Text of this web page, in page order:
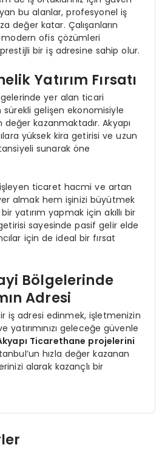
bu alanlar, profesyonel iş
değer katar. Çalışanların
ofis çözümleri
bir iş adresine sahip olur.
Yatırım Fırsatı
yer alan ticari
gelişen ekonomisiyle
kazanmaktadır. Akyapı
yüksek kira getirisi ve uzun
sunarak öne
ticaret hacmi ve artan
almak hem işinizi büyütmek
yatırım yapmak için akıllı bir
sayesinde pasif gelir elde
için de ideal bir fırsat
Bölgelerinde
Adresi
iş adresi edinmek, işletmenizin
geleceğe güvenle
Ticarethane projelerini
hızla değer kazanan
alarak kazançlı bir